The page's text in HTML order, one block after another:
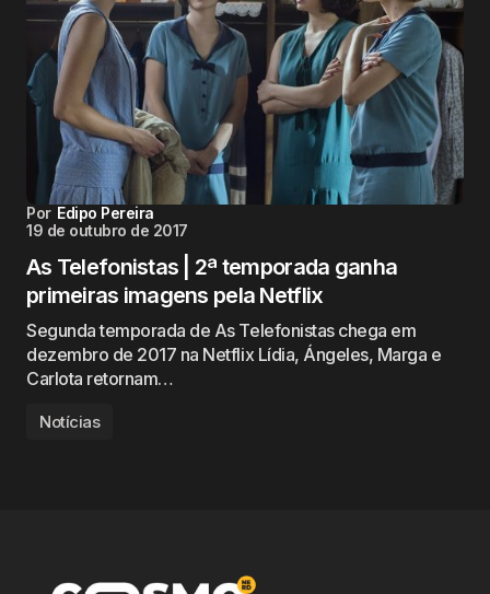
Por Edipo Pereira
19 de outubro de 2017
As Telefonistas | 2ª temporada ganha
primeiras imagens pela Netflix
Segunda temporada de As Telefonistas chega em
dezembro de 2017 na Netflix Lídia, Ángeles, Marga e
Carlota retornam…
Notícias